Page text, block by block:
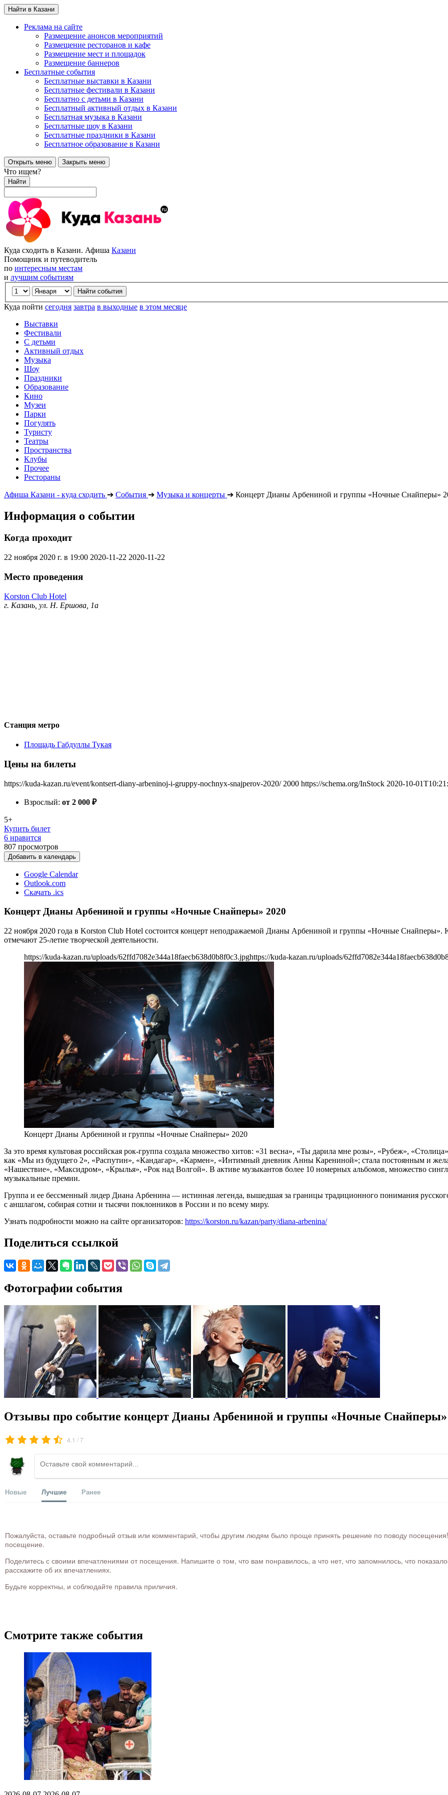
Найти в Казани
Реклама на сайте
Размещение анонсов мероприятий
Размещение ресторанов и кафе
Размещение мест и площадок
Размещение баннеров
Бесплатные события
Бесплатные выставки в Казани
Бесплатные фестивали в Казани
Бесплатно с детьми в Казани
Бесплатный активный отдых в Казани
Бесплатная музыка в Казани
Бесплатные шоу в Казани
Бесплатные праздники в Казани
Бесплатное образование в Казани
Открыть меню Закрыть меню
Что ищем?
Найти
Куда сходить в Казани. Афиша Казани
Помощник и путеводитель
по интересным местам
и лучшим событиям
Куда пойти сегодня завтра в выходные в этом месяце
Выставки
Фестивали
С детьми
Активный отдых
Музыка
Шоу
Праздники
Образование
Кино
Музеи
Парки
Погулять
Туристу
Театры
Пространства
Клубы
Прочее
Рестораны
Афиша Казани - куда сходить ➔ События ➔ Музыка и концерты ➔ Концерт Дианы Арбениной и группы «Ночные Снайперы»
Информация о событии
Когда проходит
22 ноября 2020 г. в 19:00 2020-11-22 2020-11-22
Место проведения
Korston Club Hotel
г. Казань, ул. Н. Ершова, 1а
Станция метро
Площадь Габдуллы Тукая
Цены на билеты
https://kuda-kazan.ru/event/kontsert-diany-arbeninoj-i-gruppy-nochnyx-snajperov-2020/ 2000 https://schema.org/InStock 2020-10-
Взрослый: от 2 000 ₽
5+
Купить билет
6 нравится
807 просмотров
Добавить в календарь
Google Calendar
Outlook.com
Скачать .ics
Концерт Дианы Арбениной и группы «Ночные Снайперы» 2020
22 ноября 2020 года в Korston Club Hotel состоится концерт неподражаемой Дианы Арбениной и группы «Ночные
отмечают 25-летие творческой деятельности.
https://kuda-kazan.ru/uploads/62ffd7082e344a18faecb638d0b8f0c3.jpghttps://kuda-kazan.ru/uploads/
Концерт Дианы Арбениной и группы «Ночные Снайперы» 2020
За это время культовая российская рок-группа создала множество хитов: «31 весна», «Ты дарила мне розы», «Рубеж»,
как «Мы из будущего 2», «Распутин», «Кандагар», «Кармен», «Интимный дневник Анны Карениной»; стала постоянным и
«Нашествие», «Максидром», «Крылья», «Рок над Волгой». В активе музыкантов более 10 номерных альбомов, множество
музыкальные премии.
Группа и ее бессменный лидер Диана Арбенина — истинная легенда, вышедшая за границы традиционного понимания
с аншлагом, собирая сотни и тысячи поклонников в России и по всему миру.
Узнать подробности можно на сайте организаторов: https://korston.ru/kazan/party/diana-arbenina/
Поделиться ссылкой
Фотографии события
Отзывы про событие концерт Дианы Арбениной и группы «Ночные Снайперы»
4.1 /7
Новые Лучшие Ранее
Пожалуйста, оставьте подробный отзыв или комментарий, чтобы другим людям было проще принять решение по поводу посещения!
посещение.
Поделитесь с своими впечатлениями от посещения. Напишите о том, что вам понравилось, а что нет, что запомнилось, что
расскажите об их впечатлениях.
Будьте корректны, и соблюдайте правила приличия.
Смотрите также события